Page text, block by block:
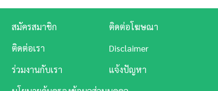
ค่าธรรมเนียมเข้าชมอุทยาน
แห่งชาติ
Music
สมัครสมาชิก
ติดต่อโฆษณา
ติดต่อเรา
Disclaimer
ร่วมงานกับเรา
แจ้งปัญหา